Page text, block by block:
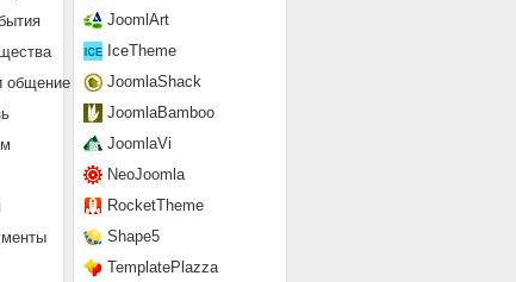
JoomlArt
IceTheme
JoomlaShack
JoomlaBamboo
JoomlaVi
NeoJoomla
RocketTheme
Shape5
TemplatePlazza
общение